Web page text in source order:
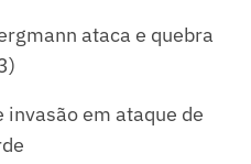
ataca e quebra
em ataque de